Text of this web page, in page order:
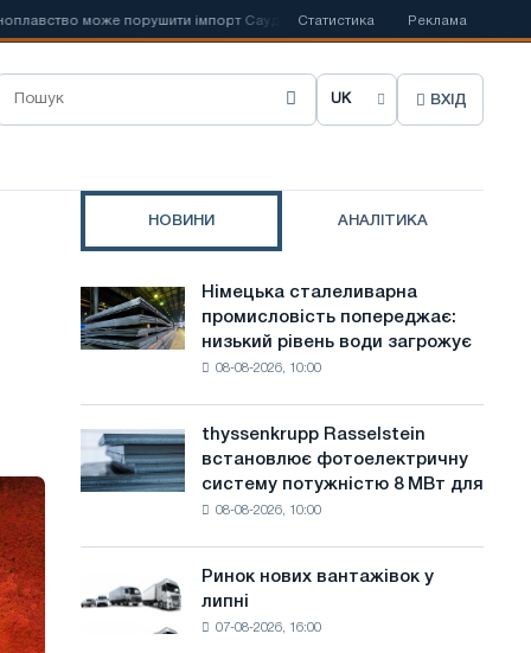
може порушити імпорт Саудівської сталі Іспанська Acerinox
Статистика Реклама
О
р
и
м
в
у
с
а
й
т
ВХІД
НОВИНИ АНАЛІТИКА
Німецька
сталеливарна
промисловість
води
загрожує
Німецька сталеливарна
промисловість попереджає:
низький рівень води загрожує
08-08-2026, 10:00
thyssenkrupp
Rasselstein
встановлює
фотоелектричну
thyssenkrupp Rasselstein
встановлює фотоелектричну
систему потужністю 8 МВт для
08-08-2026, 10:00
Ринок
нових
вантажівок
Ринок нових вантажівок у
липні
07-08-2026, 16:00